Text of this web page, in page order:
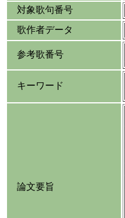
対象歌句番号
歌作者データ
参考歌番号
キーワード
論文要旨